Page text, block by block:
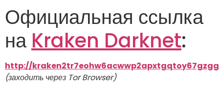
Официальная ссылка
на Kraken Darknet:
http://
(заходить через Tor Browser)